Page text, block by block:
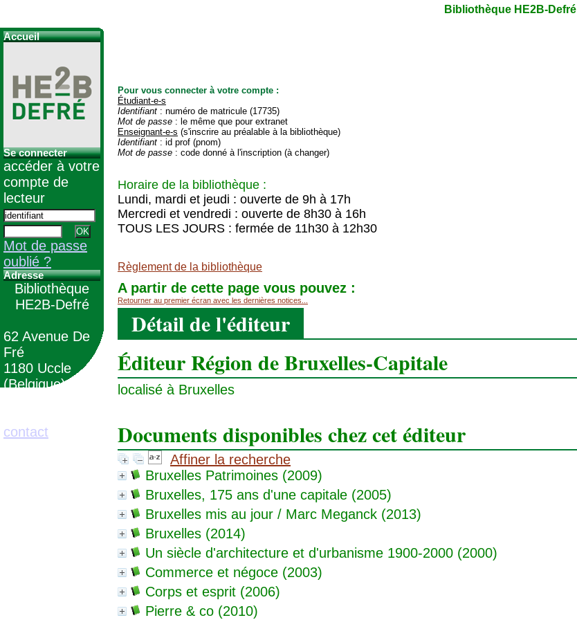
Pour vous connecter à votre compte :
Étudiant-e-s
Identifiant : numéro de matricule (17735)
Mot de passe : le même que pour extranet
Enseignant-e-s (s'inscrire au préalable à la bibliothèque)
Identifiant : id prof (pnom)
Mot de passe : code donné à l'inscription (à changer)
Horaire de la bibliothèque :
Lundi, mardi et jeudi : ouverte de 9h à 17h
Mercredi et vendredi : ouverte de 8h30 à 16h
TOUS LES JOURS : fermée de 11h30 à 12h30
Règlement de la bibliothèque
A partir de cette page vous pouvez :
Retourner au premier écran avec les dernières notices...
Détail de l'éditeur
Éditeur Région de Bruxelles-Capitale
localisé à Bruxelles
Documents disponibles chez cet éditeur
Affiner la recherche
Bruxelles Patrimoines (2009)
Bruxelles, 175 ans d'une capitale (2005)
Bruxelles mis au jour / Marc Meganck (2013)
Bruxelles (2014)
Un siècle d'architecture et d'urbanisme 1900-2000 (2000)
Commerce et négoce (2003)
Corps et esprit (2006)
Pierre & co (2010)
Bibliothèque HE2B-Defré
Accueil
Se connecter
accéder à votre
compte de
lecteur
Mot de passe
oublié ?
Adresse
Bibliothèque
HE2B-Defré
62 Avenue De
Fré
1180 Uccle
(Belgique)
contact